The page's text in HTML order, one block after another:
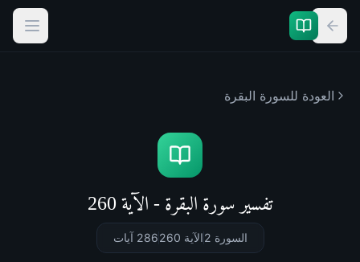
العودة للسورة البقرة
تفسير سورة البقرة - الآية 260
السورة 2 الآية 260 286 آيات